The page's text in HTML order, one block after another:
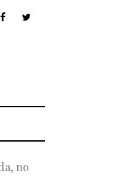
no